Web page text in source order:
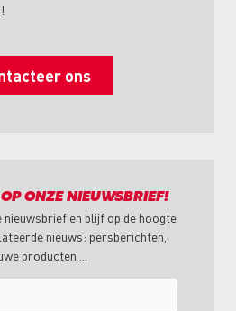
ons
ONZE NIEUWSBRIEF!
nieuwsbrief en blijf op de hoogte
nieuws: persberichten,
producten ...